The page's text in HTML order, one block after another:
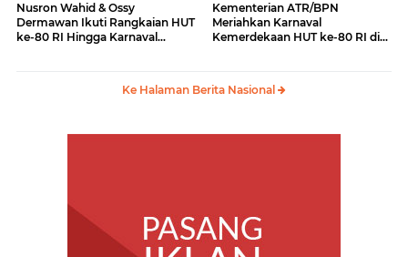
Nusron Wahid & Ossy
Dermawan Ikuti Rangkaian HUT
ke-80 RI Hingga Karnaval
Kementerian ATR/BPN
Meriahkan Karnaval
Kemerdekaan HUT ke-80 RI di
Ke Halaman Berita Nasional